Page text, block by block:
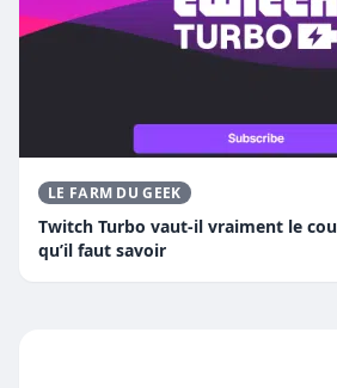
LE FARM DU GEEK
Twitch Turbo vaut-il vraiment le
qu’il faut savoir